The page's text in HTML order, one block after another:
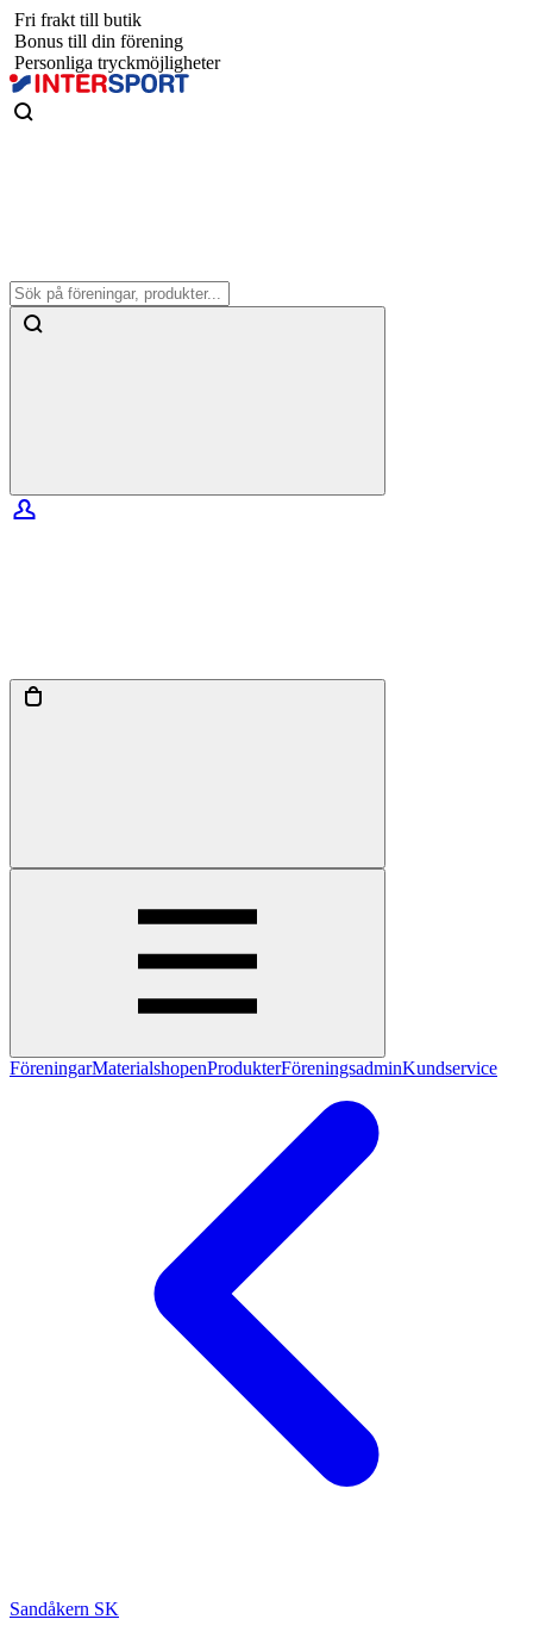
Fri frakt till butik
Bonus till din förening
Personliga tryckmöjligheter
FöreningarMaterialshopenProdukterFöreningsadminKundservice
Sandåkern SK